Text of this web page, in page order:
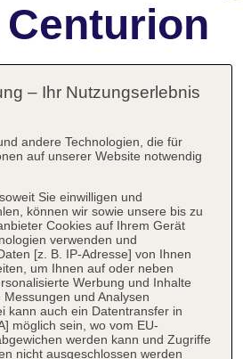
Unterkunft
steht
(Englisch, Deutsch,
– Ihr Nutzungserlebnis
andere Technologien, die für
auf unserer Website notwendig
Sie einwilligen und
können wir sowie unsere bis zu
Cookies auf Ihrem Gerät
verwenden und
[z. B. IP-Adresse] von Ihnen
um Ihnen auf oder neben
Werbung und Inhalte
und Analysen
kann auch ein Datentransfer in
möglich sein, wo vom EU-
werden kann und Zugriffe
nicht ausgeschlossen werden